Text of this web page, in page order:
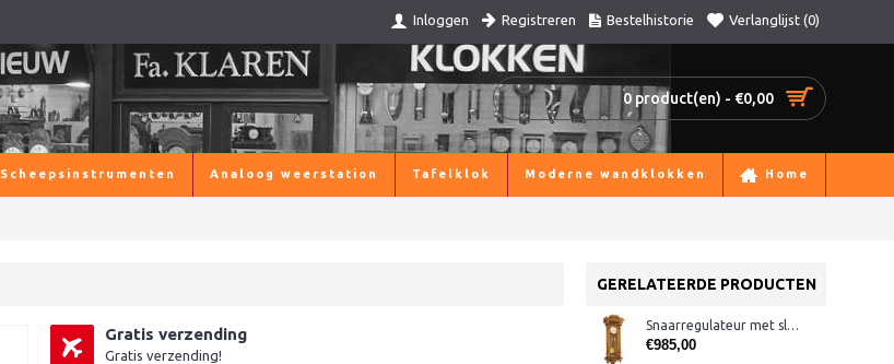
Inloggen Registreren Bestelhistorie Verlanglijst (0)
0 product(en) - €0,00
Scheepsinstrumenten Analoog weerstation Tafelklok Moderne wandklokken Home
GERELATEERDE PRODUCTEN
Snaarregulateur met slagwerk, klein
€985,00
Gratis verzending
Gratis verzending!